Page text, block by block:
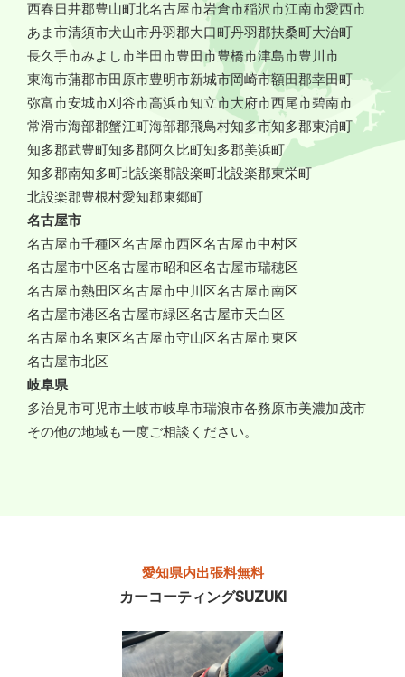
西春日井郡豊山町北名古屋市岩倉市稲沢市江南市愛西市
あま市清須市犬山市丹羽郡大口町丹羽郡扶桑町大治町
長久手市みよし市半田市豊田市豊橋市津島市豊川市
東海市蒲郡市田原市豊明市新城市岡崎市額田郡幸田町
弥富市安城市刈谷市高浜市知立市大府市西尾市碧南市
常滑市海部郡蟹江町海部郡飛鳥村知多市知多郡東浦町
知多郡武豊町知多郡阿久比町知多郡美浜町
知多郡南知多町北設楽郡設楽町北設楽郡東栄町
北設楽郡豊根村愛知郡東郷町
名古屋市
名古屋市千種区名古屋市西区名古屋市中村区
名古屋市中区名古屋市昭和区名古屋市瑞穂区
名古屋市熱田区名古屋市中川区名古屋市南区
名古屋市港区名古屋市緑区名古屋市天白区
名古屋市名東区名古屋市守山区名古屋市東区
名古屋市北区
岐阜県
多治見市可児市土岐市岐阜市瑞浪市各務原市美濃加茂市
その他の地域も一度ご相談ください。
愛知県内出張料無料
カーコーティングSUZUKI